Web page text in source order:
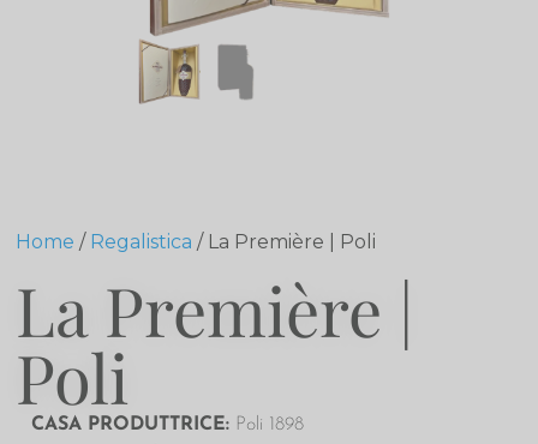
Home / Regalistica / La Première | Poli
La Première |
Poli
CASA PRODUTTRICE: Poli 1898